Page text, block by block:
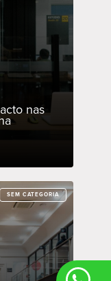
nas
SEM CATEGORIA
SEM CATEGORIA